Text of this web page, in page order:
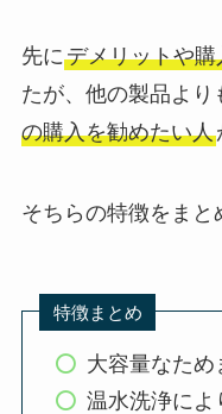
先にデメリットや
たが、他の製品より
の購入を勧めたい人
そちらの特徴をまと
特徴まとめ
大容量なため
温水洗浄によ